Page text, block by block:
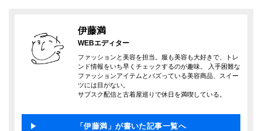
伊藤満
WEBエディター
ファッションと美容を担当。服も美容も大好きで、トレ
ンド情報をいち早くチェックするのが趣味。 入手困難な
ファッションアイテムとバズっている美容商品、スイー
ツには目がない。
サブスク配信と古着屋巡りで休日を満喫している。
「伊藤満」が書いた記事一覧へ